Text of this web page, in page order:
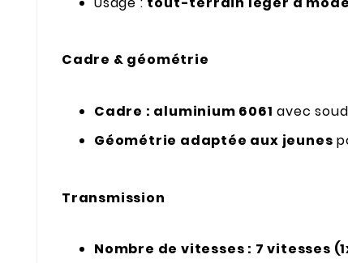
Cadre & géométrie
Cadre : aluminium 6061 avec
Géométrie adaptée aux jeunes
Transmission
Nombre de vitesses : 7 vitesses